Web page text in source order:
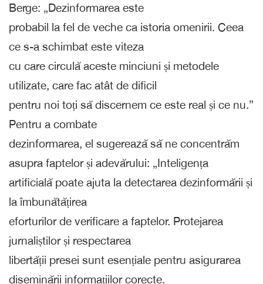
Berge: „Dezinformarea este
probabil la fel de veche ca istoria omenirii. Ceea
ce s-a schimbat este viteza
cu care circulă aceste minciuni și metodele
utilizate, care fac atât de dificil
pentru noi toți să discernem ce este real și ce nu.”
Pentru a combate
dezinformarea, el sugerează să ne concentrăm
asupra faptelor și adevărului: „Inteligența
artificială poate ajuta la detectarea dezinformării și
la îmbunătățirea
eforturilor de verificare a faptelor. Protejarea
jurnaliștilor și respectarea
libertății presei sunt esențiale pentru asigurarea
diseminării informațiilor corecte.